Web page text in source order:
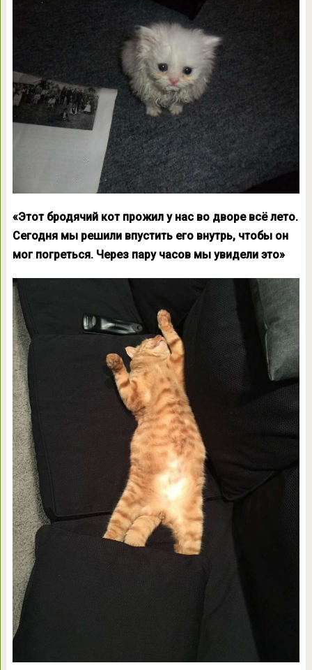
«Этот бродячий кот прожил у нас во дворе всё лето.
Сегодня мы решили впустить его внутрь, чтобы он
мог погреться. Через пару часов мы увидели это»